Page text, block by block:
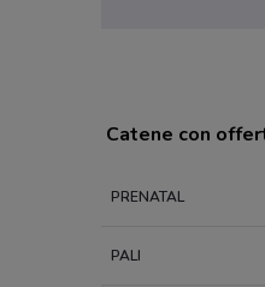
Catene con
PRENATAL
PALI